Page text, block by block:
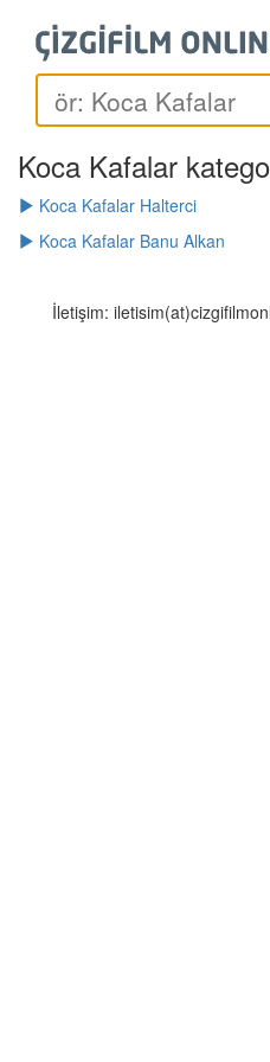
Koca Kafalar
Koca Kafalar Halterci
Koca Kafalar Banu Alkan
İletişim: